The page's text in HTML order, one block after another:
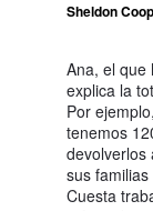
Sheldon
Ana, el que
explica la
Por
tenemos
devolverlos
sus familias
Cuesta